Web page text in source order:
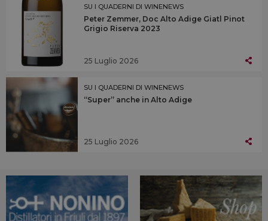
SU I QUADERNI DI WINENEWS
Peter Zemmer, Doc Alto Adige Giatl Pinot
Grigio Riserva 2023
25 Luglio 2026
SU I QUADERNI DI WINENEWS
“Super” anche in Alto Adige
25 Luglio 2026